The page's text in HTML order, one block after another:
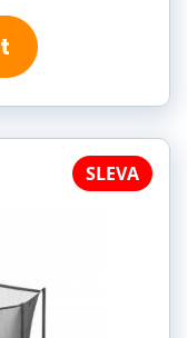
SLEVA